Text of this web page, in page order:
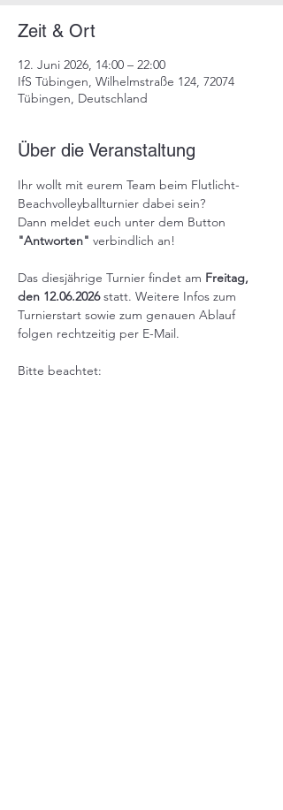
Zeit & Ort
12. Juni 2026, 14:00 – 22:00
IfS Tübingen, Wilhelmstraße 124, 72074
Tübingen, Deutschland
Über die Veranstaltung
Ihr wollt mit eurem Team beim Flutlicht-
Beachvolleyballturnier dabei sein?
Dann meldet euch unter dem Button
"Antworten" verbindlich an!
Das diesjährige Turnier findet am Freitag,
den 12.06.2026 statt. Weitere Infos zum
Turnierstart sowie zum genauen Ablauf
folgen rechtzeitig per E-Mail.
Bitte beachtet: